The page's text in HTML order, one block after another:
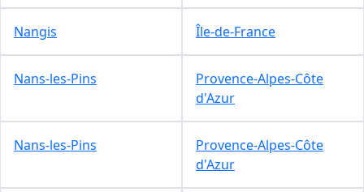
Nangis Île-de-France
Nans-les-Pins
Provence-Alpes-Côte
d'Azur
Nans-les-Pins
Provence-Alpes-Côte
d'Azur